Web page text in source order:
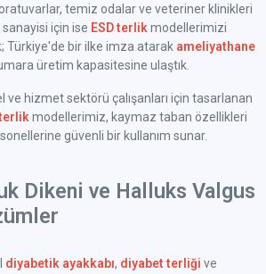
temiz odalar ve veteriner klinikleri
için ise ESD terlik modellerimizi
Türkiye'de bir ilke imza atarak ameliyathane
üretim kapasitesine ulaştık.
ve hizmet sektörü çalışanları için tasarlanan
modellerimiz, kaymaz taban özellikleri
güvenli bir kullanım sunar.
Dikeni ve Halluks Valgus
diyabetik ayakkabı, diyabet terliği ve